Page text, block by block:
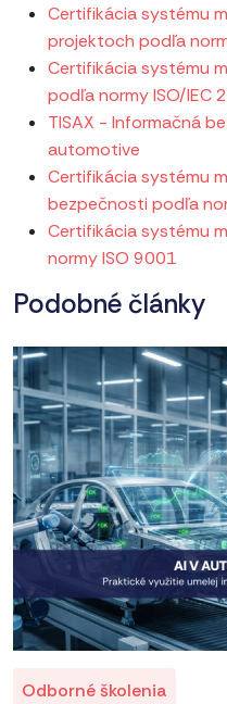
Certifikácia systému
projektoch podľa
Certifikácia systému
podľa normy ISO/IEC
TISAX - Informačná
automotive
Certifikácia systému
bezpečnosti podľa
Certifikácia systému
normy ISO 9001
Podobné články
Odborné školenia